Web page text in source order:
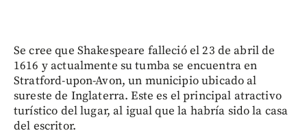
Se cree que Shakespeare falleció el 23 de abril de
1616 y actualmente su tumba se encuentra en
Stratford-upon-Avon, un municipio ubicado al
sureste de Inglaterra. Este es el principal atractivo
turístico del lugar, al igual que la habría sido la casa
del escritor.